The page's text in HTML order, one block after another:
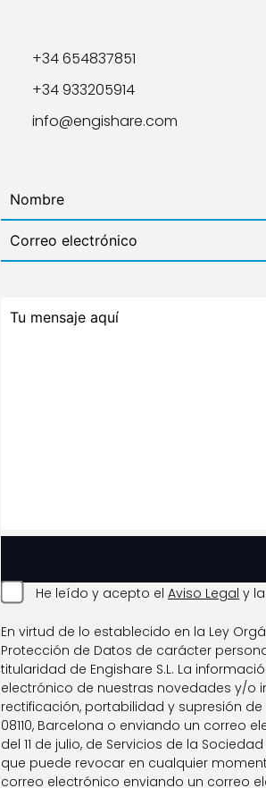
+34 654837851
+34 933205914
info@engishare.com
He leído y acepto el Aviso Legal y la
En virtud de lo establecido en la Ley
Protección de Datos de carácter
titularidad de Engishare S.L. La
electrónico de nuestras novedades y/o
rectificación, portabilidad y supresión
08110, Barcelona o enviando un correo
del 11 de julio, de Servicios de la
que puede revocar en cualquier
correo electrónico enviando un correo